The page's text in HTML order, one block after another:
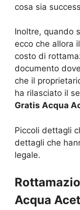
cosa sia
Inoltre, quando
ecco che allora
costo di
documento
che il
ha rilasciato il
Gratis Acqua
Piccoli dettagli
dettagli che
legale.
Acqua